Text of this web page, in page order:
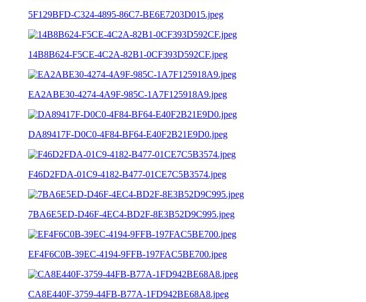
5F129BFD-C324-4895-86C7-BE6E7203D015.jpeg
14B8B624-F5CE-4C2A-82B1-0CF393D592CF.jpeg
EA2ABE30-4274-4A9F-985C-1A7F125918A9.jpeg
DA89417F-D0C0-4F84-BF64-E40F2B21E9D0.jpeg
F46D2FDA-01C9-4182-B477-01CE7C5B3574.jpeg
7BA6E5ED-D46F-4EC4-BD2F-8E3B52D9C995.jpeg
EF4F6C0B-39EC-4194-9FFB-197FAC5BE700.jpeg
CA8E440F-3759-44FB-B77A-1FD942BE68A8.jpeg